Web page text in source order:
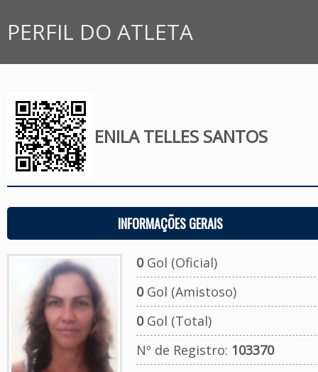
PERFIL DO ATLETA
ENILA TELLES SANTOS
INFORMAÇÕES GERAIS
0Gol (Oficial)
0Gol (Amistoso)
0Gol (Total)
Nº de Registro: 103370